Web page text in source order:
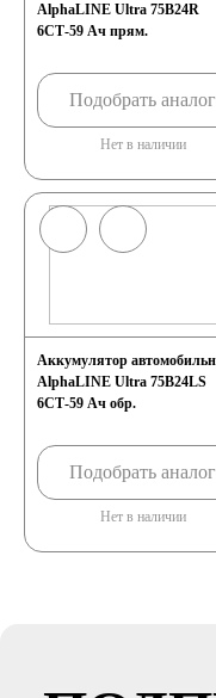
AlphaLINE Ultra 75B24R
6СТ-59 Ач прям.
Подобрать аналог
Нет в наличии
Аккумулятор
AlphaLINE Ultra 75B24LS
6СТ-59 Ач обр.
Подобрать аналог
Нет в наличии